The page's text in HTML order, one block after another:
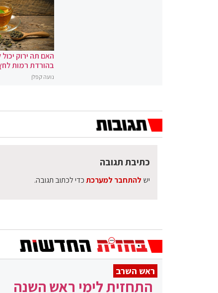
האם תה ירוק יכול
בהורדת רמות
נועה קפלן
כתיבת תגובה
יש להתחבר למערכתכדי לכתוב תגובה.
ראש השרב
התחזית לימי ראש השנה